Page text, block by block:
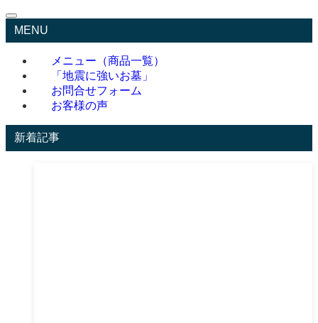
MENU
メニュー（商品一覧）
「地震に強いお墓」
お問合せフォーム
お客様の声
新着記事